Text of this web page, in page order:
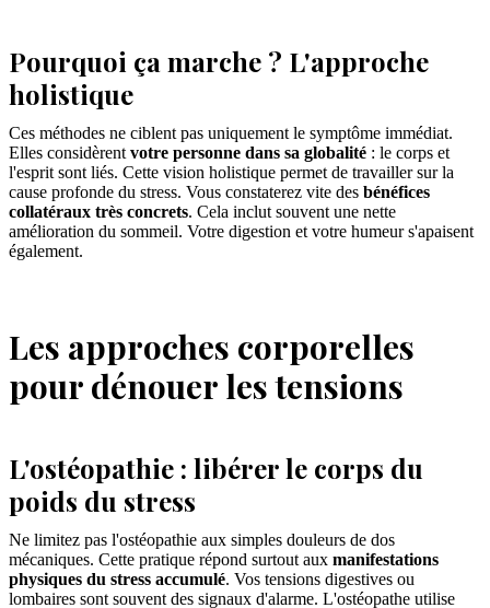
Pourquoi ça marche ? L'approche
holistique
Ces méthodes ne ciblent pas uniquement le symptôme immédiat.
Elles considèrent votre personne dans sa globalité : le corps et
l'esprit sont liés. Cette vision holistique permet de travailler sur la
cause profonde du stress. Vous constaterez vite des bénéfices
collatéraux très concrets. Cela inclut souvent une nette
amélioration du sommeil. Votre digestion et votre humeur s'apaisent
également.
Les approches corporelles
pour dénouer les tensions
L'ostéopathie : libérer le corps du
poids du stress
Ne limitez pas l'ostéopathie aux simples douleurs de dos
mécaniques. Cette pratique répond surtout aux manifestations
physiques du stress accumulé. Vos tensions digestives ou
lombaires sont souvent des signaux d'alarme. L'ostéopathe utilise